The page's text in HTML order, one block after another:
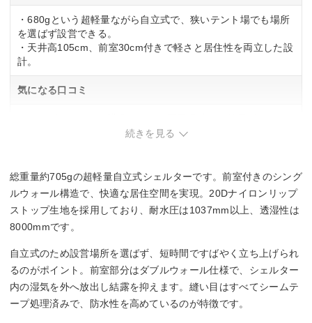
・680gという超軽量ながら自立式で、狭いテント場でも場所
を選ばず設営できる。
・天井高105cm、前室30cm付きで軽さと居住性を両立した設
計。
気になる口コミ
続きを見る
総重量約705gの超軽量自立式シェルターです。前室付きのシング
ルウォール構造で、快適な居住空間を実現。20Dナイロンリップ
ストップ生地を採用しており、耐水圧は1037mm以上、透湿性は
8000mmです。
自立式のため設営場所を選ばず、短時間ですばやく立ち上げられ
るのがポイント。前室部分はダブルウォール仕様で、シェルター
内の湿気を外へ放出し結露を抑えます。縫い目はすべてシームテ
ープ処理済みで、防水性を高めているのが特徴です。